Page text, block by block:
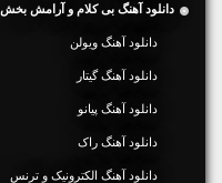
دانلود آهنگ بی کلام و آرامش بخش
دانلود آهنگ ویولن
دانلود آهنگ گیتار
دانلود آهنگ پیانو
دانلود آهنگ راک
دانلود آهنگ الکترونیک و ترنس